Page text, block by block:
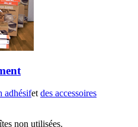
adhésifetdes accessoires
non utilisées.